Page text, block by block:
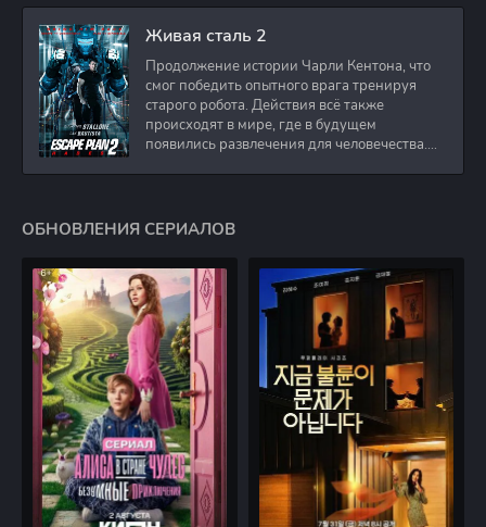
Живая сталь 2
Продолжение истории Чарли Кентона, что
смог победить опытного врага тренируя
старого робота. Действия всё также
происходят в мире, где в будущем
появились развлечения для человечества.
ОБНОВЛЕНИЯ СЕРИАЛОВ